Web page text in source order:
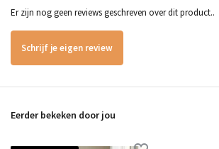
Er zijn nog geen reviews geschreven over dit product..
Schrijf je eigen review
Eerder bekeken door jou